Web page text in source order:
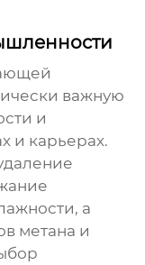
важную
и
и карьерах.
а
метана и